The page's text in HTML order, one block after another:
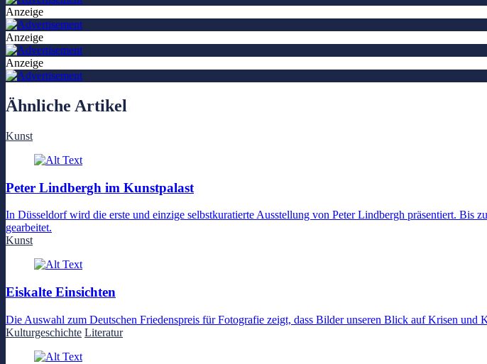
Anzeige
Anzeige
Anzeige
Ähnliche Artikel
Kunst
Peter Lindbergh im Kunstpalast
In Düsseldorf wird die erste und einzige selbstkuratierte Ausstellung von Peter Lindbergh präsentiert. Bis
gearbeitet.
Kunst
Eiskalte Einsichten
Die Auswahl zum Deutschen Friedenspreis für Fotografie zeigt, dass Bilder unseren Blick auf Krisen
Kulturgeschichte Literatur